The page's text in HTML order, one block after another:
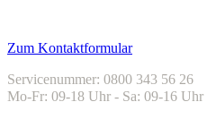
Zum Kontaktformular
Servicenummer: 0800 343 56 26
Mo-Fr: 09-18 Uhr - Sa: 09-16 Uhr